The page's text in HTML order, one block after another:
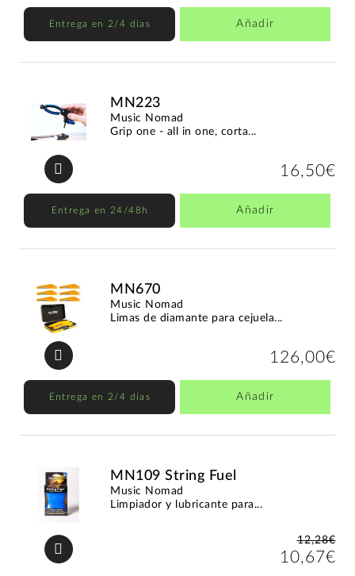
Entrega en 2/4 días Añadir
MN223
Music Nomad
Grip one - all in one, corta...
16,50€
Entrega en 24/48h Añadir
MN670
Music Nomad
Limas de diamante para cejuela...
126,00€
Entrega en 2/4 días Añadir
MN109 String Fuel
Music Nomad
Limpiador y lubricante para...
12,28€
10,67€